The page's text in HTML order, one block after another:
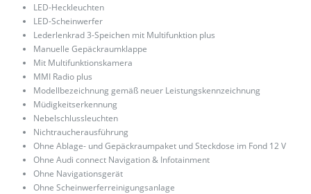
LED-Heckleuchten
LED-Scheinwerfer
Lederlenkrad 3-Speichen mit Multifunktion plus
Manuelle Gepäckraumklappe
Mit Multifunktionskamera
MMI Radio plus
Modellbezeichnung gemäß neuer Leistungskennzeichnung
Müdigkeitserkennung
Nebelschlussleuchten
Nichtraucherausführung
Ohne Ablage- und Gepäckraumpaket und Steckdose im Fond 12 V
Ohne Audi connect Navigation & Infotainment
Ohne Navigationsgerät
Ohne Scheinwerferreinigungsanlage